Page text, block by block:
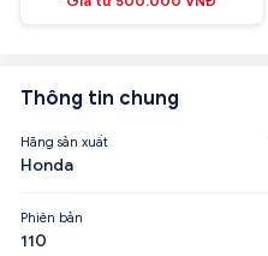
Thông tin chung
Hãng sản xuất
Honda
Phiên bản
110